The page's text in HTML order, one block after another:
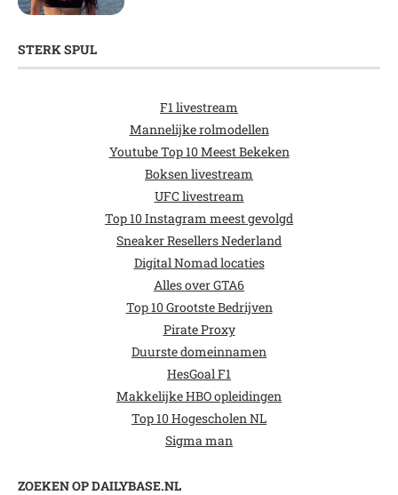
STERK SPUL
F1 livestream
Mannelijke rolmodellen
Youtube Top 10 Meest Bekeken
Boksen livestream
UFC livestream
Top 10 Instagram meest gevolgd
Sneaker Resellers Nederland
Digital Nomad locaties
Alles over GTA6
Top 10 Grootste Bedrijven
Pirate Proxy
Duurste domeinnamen
HesGoal F1
Makkelijke HBO opleidingen
Top 10 Hogescholen NL
Sigma man
ZOEKEN OP DAILYBASE.NL